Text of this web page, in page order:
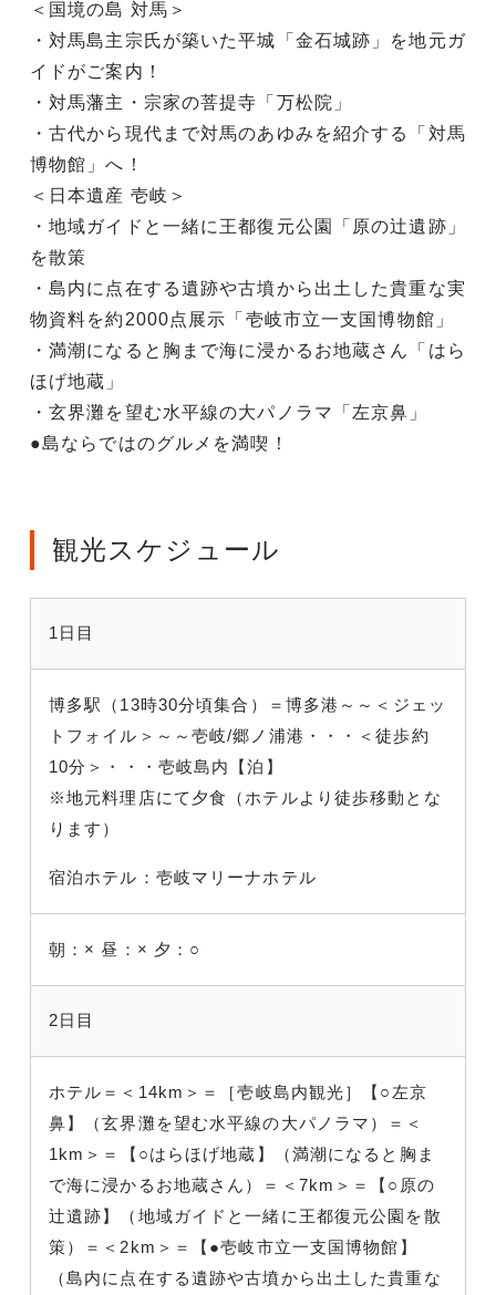
＜国境の島 対馬＞
・対馬島主宗氏が築いた平城「金石城跡」を地元ガ
イドがご案内！
・対馬藩主・宗家の菩提寺「万松院」
・古代から現代まで対馬のあゆみを紹介する「対馬
博物館」へ！
＜日本遺産 壱岐＞
・地域ガイドと一緒に王都復元公園「原の辻遺跡」
を散策
・島内に点在する遺跡や古墳から出土した貴重な実
物資料を約2000点展示「壱岐市立一支国博物館」
・満潮になると胸まで海に浸かるお地蔵さん「はら
ほげ地蔵」
・玄界灘を望む水平線の大パノラマ「左京鼻」
●島ならではのグルメを満喫！
観光スケジュール
1日目
博多駅（13時30分頃集合）＝博多港～～＜ジェッ
トフォイル＞～～壱岐/郷ノ浦港・・・＜徒歩約
10分＞・・・壱岐島内【泊】
※地元料理店にて夕食（ホテルより徒歩移動とな
ります）
宿泊ホテル：壱岐マリーナホテル
朝：× 昼：× 夕：○
2日目
ホテル＝＜14km＞＝［壱岐島内観光］【○左京
鼻】（玄界灘を望む水平線の大パノラマ）＝＜
1km＞＝【○はらほげ地蔵】（満潮になると胸ま
で海に浸かるお地蔵さん）＝＜7km＞＝【○原の
辻遺跡】（地域ガイドと一緒に王都復元公園を散
策）＝＜2km＞＝【●壱岐市立一支国博物館】
（島内に点在する遺跡や古墳から出土した貴重な